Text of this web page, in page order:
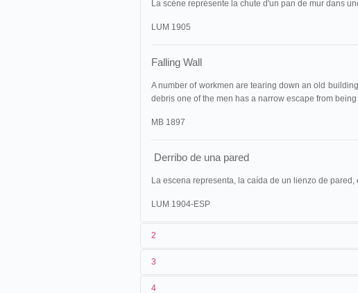
La scène représente la chute d'un pan de mur dans
LUM 1905
Falling Wall
A number of workmen are tearing down an old
debris one of the men has a narrow escape from
MB 1897
Derribo de una pared
La escena representa, la caída de un lienzo de pared,
LUM 1904-ESP
2
2
3
4